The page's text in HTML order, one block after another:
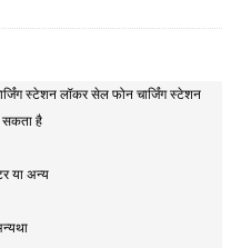
स्टेशन लॉकर सेल फोन चार्जिंग स्टेशन
सकता है
या अन्य